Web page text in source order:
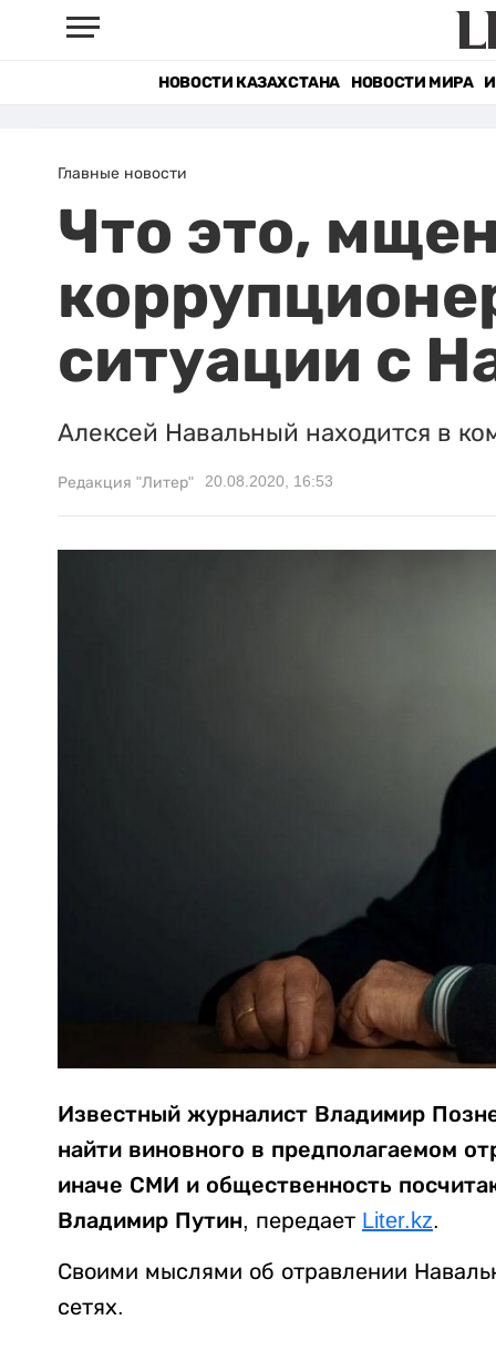
НОВОСТИ КАЗАХСТАНА НОВОСТИ МИРА
Главные новости
Что это,
ситуации с
Алексей Навальный находится в
Редакция "Литер" 20.08.2020, 16:53
Известный журналист Владимир
найти виновного в предполагаемом
иначе СМИ и общественность
Владимир Путин, передает Liter.kz.
Своими мыслями об отравлении
сетях.